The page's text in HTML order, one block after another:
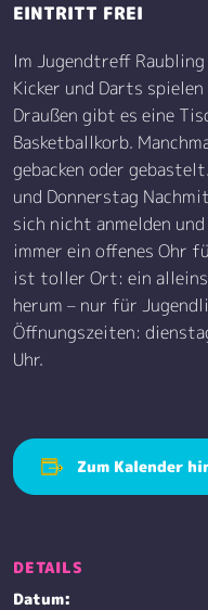
EINTRITT FREI
Im Jugendtreff
Kicker und Darts
Draußen gibt es eine
Basketballkorb.
gebacken oder
und Donnerstag
sich nicht anmelden
immer ein offenes Ohr
ist toller Ort: ein
herum – nur für
Öffnungszeiten:
Uhr.
Zum Kalender
DETAILS
Datum: